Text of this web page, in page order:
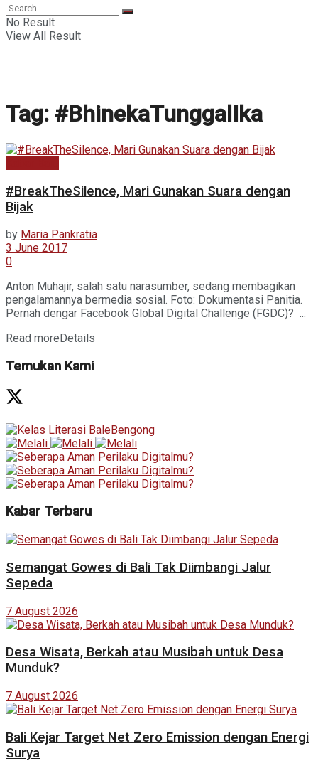
No Result
View All Result
Tag: #BhinekaTunggalIka
#BreakTheSilence, Mari Gunakan Suara dengan
Bijak
by Maria Pankratia
3 June 2017
0
Anton Muhajir, salah satu narasumber, sedang membagikan
pengalamannya bermedia sosial. Foto: Dokumentasi Panitia.
Pernah dengar Facebook Global Digital Challenge (FGDC)? ...
Read more Details
Temukan Kami
Kabar Terbaru
Semangat Gowes di Bali Tak Diimbangi Jalur
Sepeda
7 August 2026
Desa Wisata, Berkah atau Musibah untuk Desa
Munduk?
7 August 2026
Bali Kejar Target Net Zero Emission dengan Energi
Surya